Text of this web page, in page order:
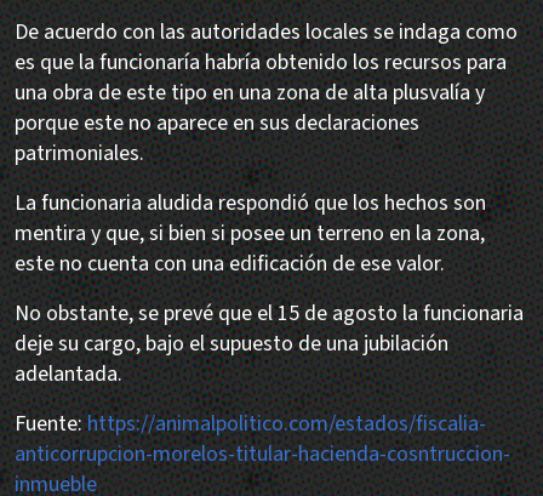
De acuerdo con las autoridades locales se indaga como
es que la funcionaría habría obtenido los recursos para
una obra de este tipo en una zona de alta plusvalía y
porque este no aparece en sus declaraciones
patrimoniales.
La funcionaria aludida respondió que los hechos son
mentira y que, si bien si posee un terreno en la zona,
este no cuenta con una edificación de ese valor.
No obstante, se prevé que el 15 de agosto la funcionaria
deje su cargo, bajo el supuesto de una jubilación
adelantada.
Fuente:https://animalpolitico.com/estados/fiscalia-
anticorrupcion-morelos-titular-hacienda-cosntruccion-
inmueble